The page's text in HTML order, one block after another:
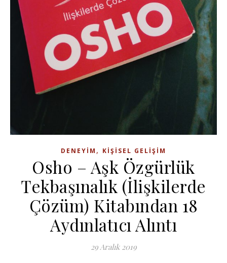
DENEYIM , KIŞISEL GELIŞIM
Osho – Aşk Özgürlük
Tekbaşınalık (İlişkilerde
Çözüm) Kitabından 18
Aydınlatıcı Alıntı
29 Aralık 2019